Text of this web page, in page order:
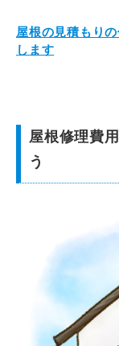
屋根の見積もり
します
屋根修理費
う